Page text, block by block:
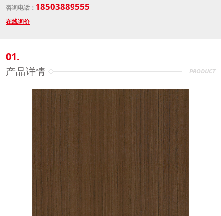
咨询电话： 18503889555
在线询价
01.
产品详情
PRODUCT